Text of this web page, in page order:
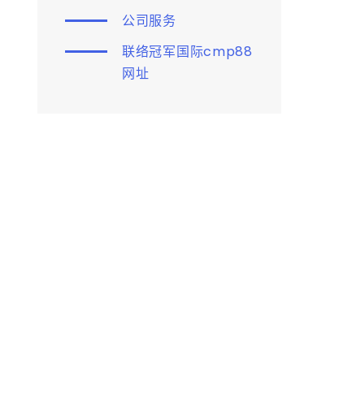
公司服务
联络冠军国际cmp88
网址